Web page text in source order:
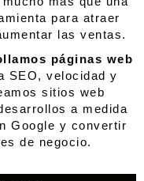
para atraer
las ventas.
páginas web
SEO, velocidad y
sitios web
a medida
Google y convertir
de negocio.